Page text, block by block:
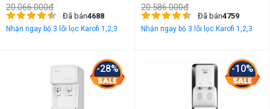
20.066.000đ
Đã bán4688
Nhận ngay bộ 3 lõi lọc Karofi 1,2,3
20.586.000đ
Đã bán4759
Nhận ngay bộ 3 lõi lọc Karofi 1,2,3
-28% -10%